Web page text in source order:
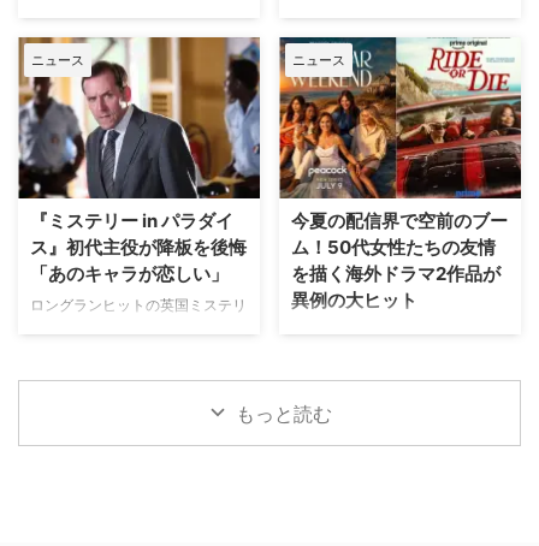
とにしている。 有名 …
リジナルシリーズ『宇宙大作戦』
の記念すべき初回放 …
『ウォーキング・デッド：デッ
ド・シティ』でマギーを演じてき
たローレン・コーハン。彼女が同
シリーズと過ごしてきた15年を振
り返るとともに、『ウォーキン
グ・デッド：デッド・シティ』の
シーズン4についても匂わせた。
ド・シティ』シーズン4はすでに
始動 ローレンは米Peopleのイン
タビューに応じ、2011年に放送
された本家のシーズン2で初登場
アーサー・コナン・ドイルが生ん
だ世界で最も有名な探偵シャーロ
ック・ホームズに宛てて実際に
様々な手紙が届いていたことは有
名な話だが、その手紙に返信して
いた“秘書”を主人公にしたミステ
リードラマが作られることが分か
った。米Deadlineが報じてい
る。 ホームズの代わりに返信す
るうちに彼の考え方を習得 Fox
Entertainment Studiosが制作を
手掛ける米USA Networkの新作
ドラマ『Sherlock’s
彼女の仕事は、世界 …
ニュース
『ミステリー in パラダイ
ス』初代主役が降板を後悔
「あのキャラが恋しい」
ロングランヒットの英国ミステリ
警部を演じたベン・ミラーが、降
は、作品のネタバレを含みますの
ニュース
今夏の配信界で空前のブー
ム！50代女性たちの友情
を描く海外ドラマ2作品が
異例の大ヒット
50代女性たちの友情を描くドラ
しにくいジャンル”とされてき
た。特に広告業界では18〜49歳
が最重要視され、複数の中高年女
性を主人公に据えた作品は敬遠さ
もっと読む